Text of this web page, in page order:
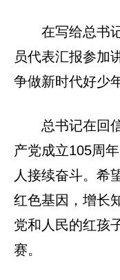
在写给总书
员代表汇报参加
争做新时代好少
总书记在回
产党成立105周
人接续奋斗。希
红色基因，增长
党和人民的红孩
赛。